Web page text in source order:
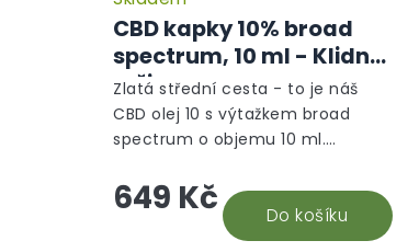
CBD kapky 10% broad
spectrum, 10 ml - Klidný
režim
649 Kč Do košíku
Zlatá střední cesta - to je náš
CBD olej 10 s výtažkem broad
spectrum o objemu 10 ml.
stravy, který vám efektivně
pomůže. Snadná aplikace a...